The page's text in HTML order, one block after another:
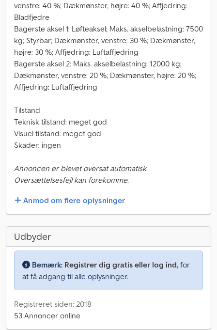
venstre: 40 %; Dækmønster, højre: 40 %; Affjedring:
Bladfjedre
Bagerste aksel 1: Løfteaksel; Maks. akselbelastning: 7500
kg; Styrbar; Dækmønster, venstre: 30 %; Dækmønster,
højre: 30 %; Affjedring: Luftaffjedring
Bagerste aksel 2: Maks. akselbelastning: 12000 kg;
Dækmønster, venstre: 20 %; Dækmønster, højre: 20 %;
Affjedring: Luftaffjedring
Tilstand
Teknisk tilstand: meget god
Visuel tilstand: meget god
Skader: ingen
Annoncen er blevet oversat automatisk.
Oversættelsesfejl kan forekomme.
Anmod om flere oplysninger
Udbyder
Bemærk: Registrer dig gratis eller log ind, for
at få adgang til alle oplysninger.
Registreret siden: 2018
53 Annoncer online